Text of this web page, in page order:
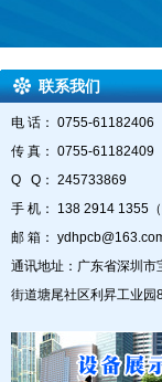
联系我们
电 话： 0755-61182406
传 真： 0755-61182409
Q Q： 245733869
手 机： 138 2914 1355（
邮 箱：
通讯地址：广东省深圳市
街道塘尾社区利昇工业园